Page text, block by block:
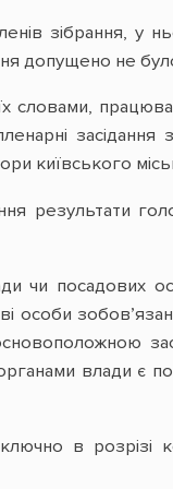
зібрання, у
допущено не
київського
результати
чи посадових
особи
влади є
в розрізі